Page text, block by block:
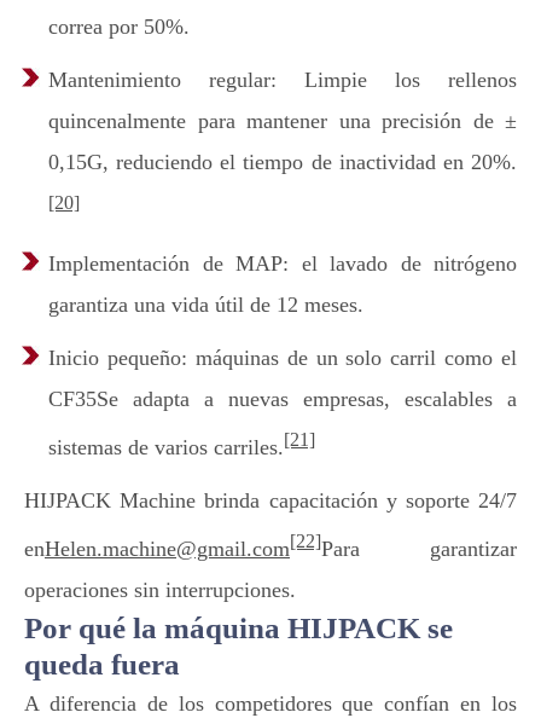
correa por 50%.
Mantenimiento regular: Limpie los rellenos
quincenalmente para mantener una precisión de ±
0,15G, reduciendo el tiempo de inactividad en 20%.
[20]
Implementación de MAP: el lavado de nitrógeno
garantiza una vida útil de 12 meses.
Inicio pequeño: máquinas de un solo carril como el
CF35Se adapta a nuevas empresas, escalables a
sistemas de varios carriles.[21]
HIJPACK Machine brinda capacitación y soporte 24/7
enHelen.machine@gmail.com[22]Para garantizar
operaciones sin interrupciones.
Por qué la máquina HIJPACK se
queda fuera
A diferencia de los competidores que confían en los